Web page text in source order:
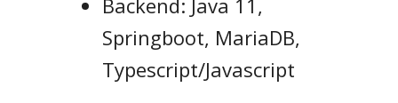
Springboot, MariaDB,
Typescript/Javascript